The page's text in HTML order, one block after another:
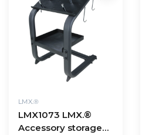
LMX.®
LMX1073 LMX.®
Accessory storage